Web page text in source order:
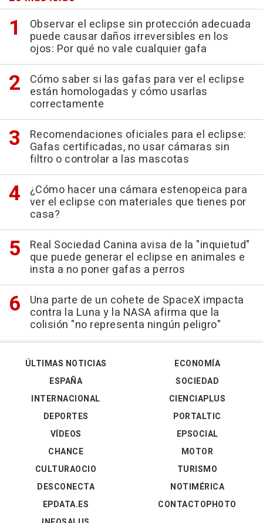
Observar el eclipse sin protección adecuada
puede causar daños irreversibles en los
ojos: Por qué no vale cualquier gafa
Cómo saber si las gafas para ver el eclipse
están homologadas y cómo usarlas
correctamente
Recomendaciones oficiales para el eclipse:
Gafas certificadas, no usar cámaras sin
filtro o controlar a las mascotas
¿Cómo hacer una cámara estenopeica para
ver el eclipse con materiales que tienes por
casa?
Real Sociedad Canina avisa de la "inquietud"
que puede generar el eclipse en animales e
insta a no poner gafas a perros
Una parte de un cohete de SpaceX impacta
contra la Luna y la NASA afirma que la
colisión "no representa ningún peligro"
ÚLTIMAS NOTICIAS
ESPAÑA
INTERNACIONAL
DEPORTES
VÍDEOS
ECONOMÍA
SOCIEDAD
CIENCIAPLUS
PORTALTIC
EPSOCIAL
CHANCE
CULTURAOCIO
DESCONECTA
EPDATA.ES
MOTOR
TURISMO
NOTIMÉRICA
CONTACTOPHOTO